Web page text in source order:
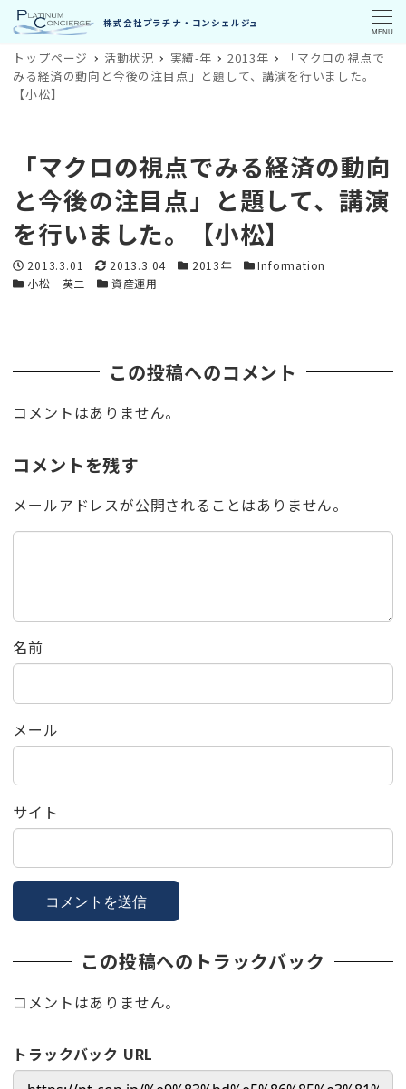
MENU
トップページ 活動状況 実績-年 2013年
「マクロの視点で
みる経済の動向と今後の注目点」と題して、講演を行いました。
【小松】
「マクロの視点でみる経済の動向
と今後の注目点」と題して、講演
を行いました。【小松】
投稿日
2013.3.01 更新日
2013.3.04 カテゴリー
2013年 カテゴリー
Information
カテゴリー
小松 英二 カテゴリー
資産運用
この投稿へのコメント
コメントはありません。
コメントを残す
メールアドレスが公開されることはありません。
名前
メール
サイト
この投稿へのトラックバック
コメントはありません。
トラックバック URL